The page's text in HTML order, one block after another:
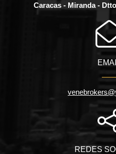
Caracas - Miranda -
REDES